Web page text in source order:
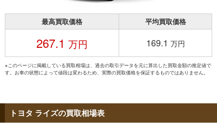
最高買取価格 平均買取価格
267.1 万円 169.1 万円
※このページに掲載している買取相場は、過去の取引データを元に算出した買取金額の推定値で
す。お車の状態によって値段は変わるため、実際の買取価格を保証するものではありません。
トヨタ ライズの買取相場表